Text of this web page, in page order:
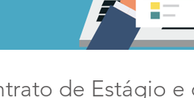
de Estágio